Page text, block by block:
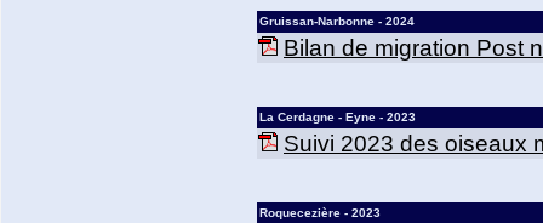
Gruissan-Narbonne - 2024
Bilan de migration Post
La Cerdagne - Eyne - 2023
Suivi 2023 des oiseaux
Roquecezière - 2023